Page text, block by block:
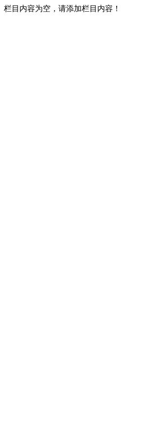
栏目内容为空，请添加栏目内容！